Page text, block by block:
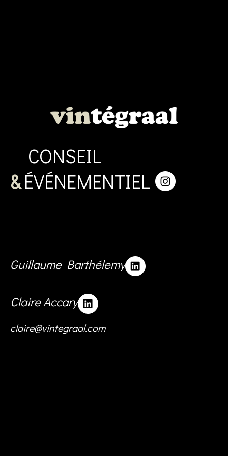
CONSEIL
& ÉVÉNEMENTIEL
Guillaume Barthélemy
Claire Accary
claire@vintegraal.com